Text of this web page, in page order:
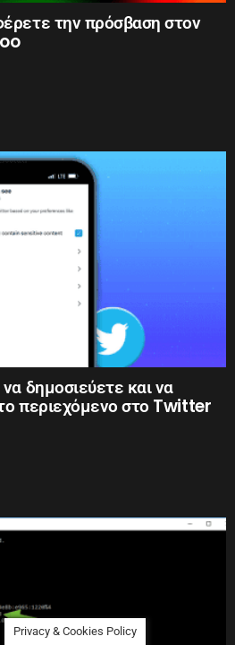
την πρόσβαση στον
δημοσιεύετε και να
περιεχόμενο στο Twitter
Privacy & Cookies Policy